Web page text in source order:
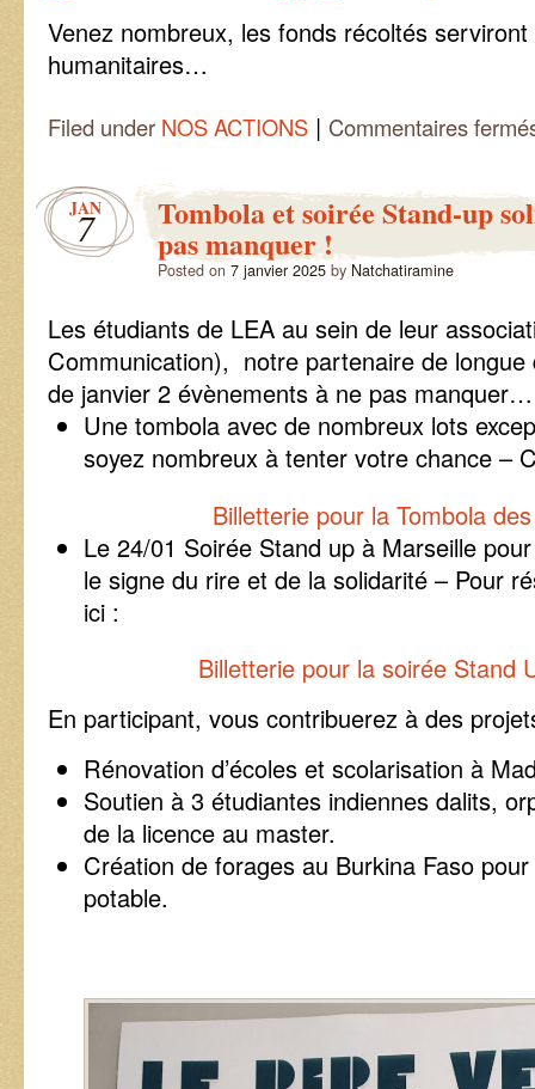
Venez nombreux, les fonds récoltés
humanitaires…
Filed under NOS ACTIONS | Commentaires
JAN
7 Tombola et soirée Stand-up
pas manquer !
Posted on 7 janvier 2025 by Natchatiramine
Les étudiants de LEA au sein de leur
Communication), notre partenaire de
de janvier 2 évènements à ne pas manquer…
Une tombola avec de nombreux lots
soyez nombreux à tenter votre chance –
Billetterie pour la Tombola
Le 24/01 Soirée Stand up à Marseille
le signe du rire et de la solidarité – Pour
ici :
Billetterie pour la soirée Stand
En participant, vous contribuerez à des
Rénovation d’écoles et scolarisation à
Soutien à 3 étudiantes indiennes dalits,
de la licence au master.
Création de forages au Burkina Faso
potable.